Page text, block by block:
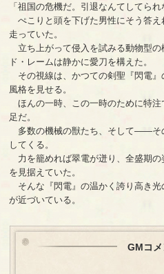
「祖国の危機だ。引退なんてしてられ
ぺこりと頭を下げた男性にそう答え
走っていた。
立ち上がって侵入を試みる動物型
ド・レームは静かに愛刀を構えた。
その視線は、かつての剣聖『閃電
風格を見せる。
ほんの一時、この一時のために特
足だ。
多数の機械の獣たち、そして――そ
してくる。
力を籠めれば翠電が迸り、全盛期
を見据えていた。
そんな『閃電』の温かく誇り高き光
が近づいている。
GMコメ